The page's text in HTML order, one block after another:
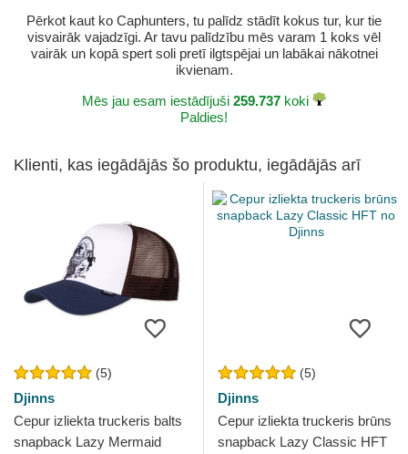
Pērkot kaut ko Caphunters, tu palīdz stādīt kokus tur, kur tie
visvairāk vajadzīgi. Ar tavu palīdzību mēs varam 1 koks vēl
vairāk un kopā spert soli pretī ilgtspējai un labākai nākotnei
ikvienam.
Mēs jau esam iestādījuši 259.737 koki
Paldies!
Klienti, kas iegādājās šo produktu, iegādājās arī
(5)
Djinns
Cepur izliekta truckeris balts
snapback Lazy Mermaid
(5)
Djinns
Cepur izliekta truckeris brūns
snapback Lazy Classic HFT